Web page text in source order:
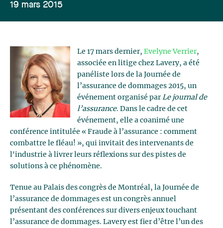
19 mars 2015
Le 17 mars dernier, Evelyne Verrier,
associée en litige chez Lavery, a été
panéliste lors de la Journée de
l’assurance de dommages 2015, un
événement organisé parLe journal de
l’assurance. Dans le cadre de cet
événement, elle a coanimé une
conférence intitulée « Fraude à l’assurance : comment
combattre le fléau! », qui invitait des intervenants de
l'industrie à livrer leurs réflexions sur des pistes de
solutions à ce phénomène.
Tenue au Palais des congrès de Montréal, la Journée de
l’assurance de dommages est un congrès annuel
présentant des conférences sur divers enjeux touchant
l’assurance de dommages. Lavery est fier d’être l’un des